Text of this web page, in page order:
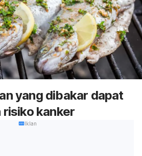
yang dibakar dapat
kanker
Iklan